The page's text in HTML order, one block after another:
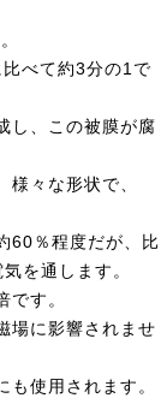
べて約3分の1で
し、この被膜が腐
々な形状で、
60％程度だが、比
を通します。
す。
場に影響されませ
使用されます。